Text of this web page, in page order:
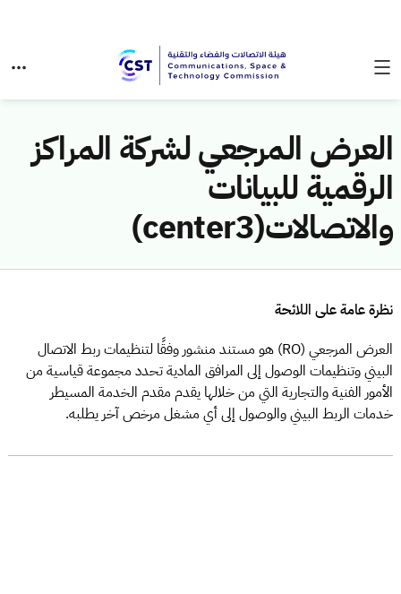
العرض المرجعي لشركة المراكز
الرقمية للبيانات
والاتصالات(center3)
نظرة عامة على اللائحة
العرض المرجعي (RO) هو مستند منشور وفقًا لتنظيمات ربط الاتصال
البيني وتنظيمات الوصول إلى المرافق المادية تحدد مجموعة قياسية من
الأمور الفنية والتجارية التي من خلالها يقدم مقدم الخدمة المسيطر
خدمات الربط البيني والوصول إلى أي مشغل مرخص آخر يطلبه.